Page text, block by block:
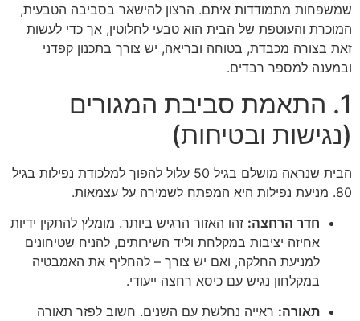
שמשפחות מתמודדות איתם. הרצון להישאר בסביבה הטבעית,
המוכרת והעוטפת של הבית הוא טבעי לחלוטין, אך כדי לעשות
זאת בצורה מכבדת, בטוחה ובריאה, יש צורך בתכנון קפדני
ובמענה למספר רבדים.
1. התאמת סביבת המגורים
(נגישות ובטיחות)
הבית שנראה מושלם בגיל 50 עלול להפוך למלכודת נפילות בגיל
80. מניעת נפילות היא המפתח לשמירה על עצמאות.
חדר הרחצה: זהו האזור הרגיש ביותר. מומלץ להתקין ידיות
אחיזה יציבות במקלחת וליד השירותים, להניח שטיחונים
למניעת החלקה, ואם יש צורך – להחליף את האמבטיה
במקלחון נגיש עם כיסא רחצה ייעודי.
תאורה: ראייה נחלשת עם השנים. חשוב לפזר תאורה